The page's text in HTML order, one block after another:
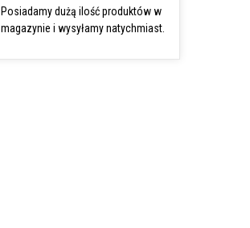
Posiadamy dużą ilość produktów w
magazynie i wysyłamy natychmiast.